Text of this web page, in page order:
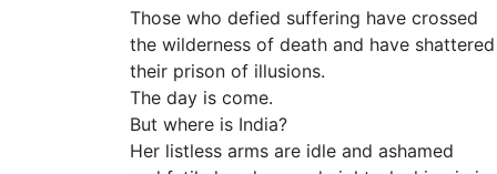
Those who defied suffering have crossed
the wilderness of death and have shattered
their prison of illusions.
The day is come.
But where is India?
Her listless arms are idle and ashamed